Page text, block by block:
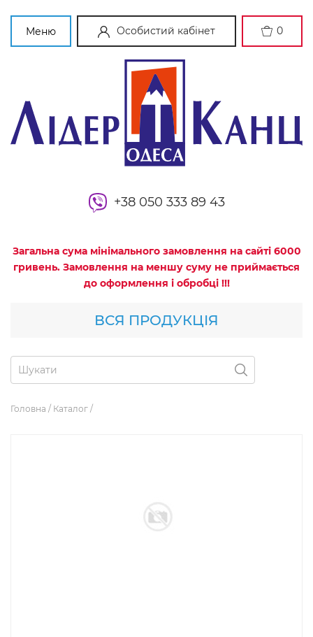
Меню Особистий кабінет 0
+38 050 333 89 43
Загальна сума мінімального замовлення на сайті 6000
гривень. Замовлення на меншу суму не приймається
до оформлення і обробці !!!
ВСЯ ПРОДУКЦІЯ
Головна / Каталог /